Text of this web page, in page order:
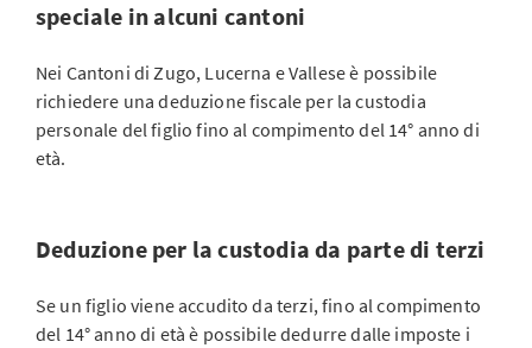
speciale in alcuni cantoni
Nei Cantoni di Zugo, Lucerna e Vallese è possibile
richiedere una deduzione fiscale per la custodia
personale del figlio fino al compimento del 14° anno di
età.
Deduzione per la custodia da parte di terzi
Se un figlio viene accudito da terzi, fino al compimento
del 14° anno di età è possibile dedurre dalle imposte i